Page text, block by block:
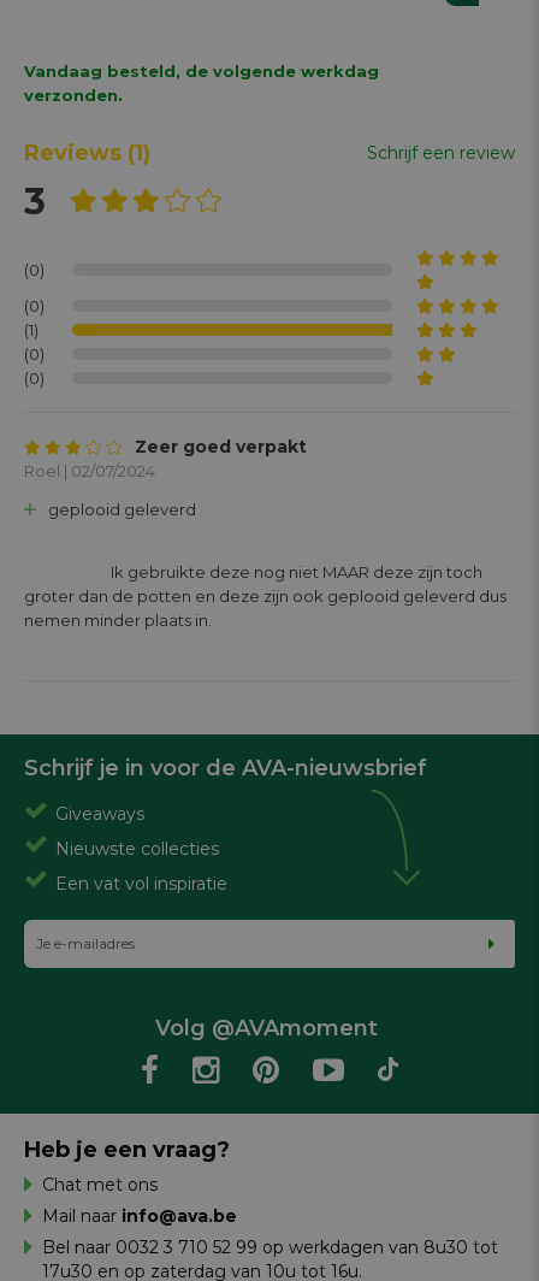
Vandaag besteld, de volgende werkdag
verzonden.
Reviews (1) Schrijf een review
3
(0)
(0)
(1)
(0)
(0)
Zeer goed verpakt
Roel | 02/07/2024
geplooid geleverd
groter dan de potten en deze zijn ook geplooid geleverd dus
nemen minder plaats in.
Schrijf je in voor de AVA-nieuwsbrief
Giveaways
Nieuwste collecties
Een vat vol inspiratie
Volg @AVAmoment
Heb je een vraag?
Chat met ons
Mail naar info@ava.be
Bel naar 0032 3 710 52 99 op werkdagen van 8u30 tot
17u30 en op zaterdag van 10u tot 16u.